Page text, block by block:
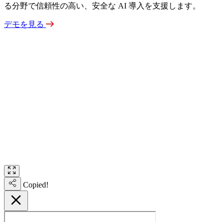
る分野で信頼性の高い、安全な AI 導入を支援します。
デモを見る
Copied!